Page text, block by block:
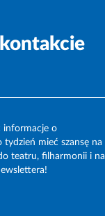
informacje o
mieć szansę na
teatru, filharmonii i na